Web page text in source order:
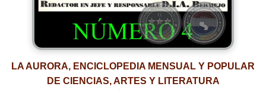
LA AURORA, ENCICLOPEDIA MENSUAL Y POPULAR
DE CIENCIAS, ARTES Y LITERATURA